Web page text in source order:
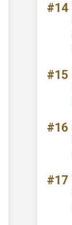
#14
#15
#16
#17